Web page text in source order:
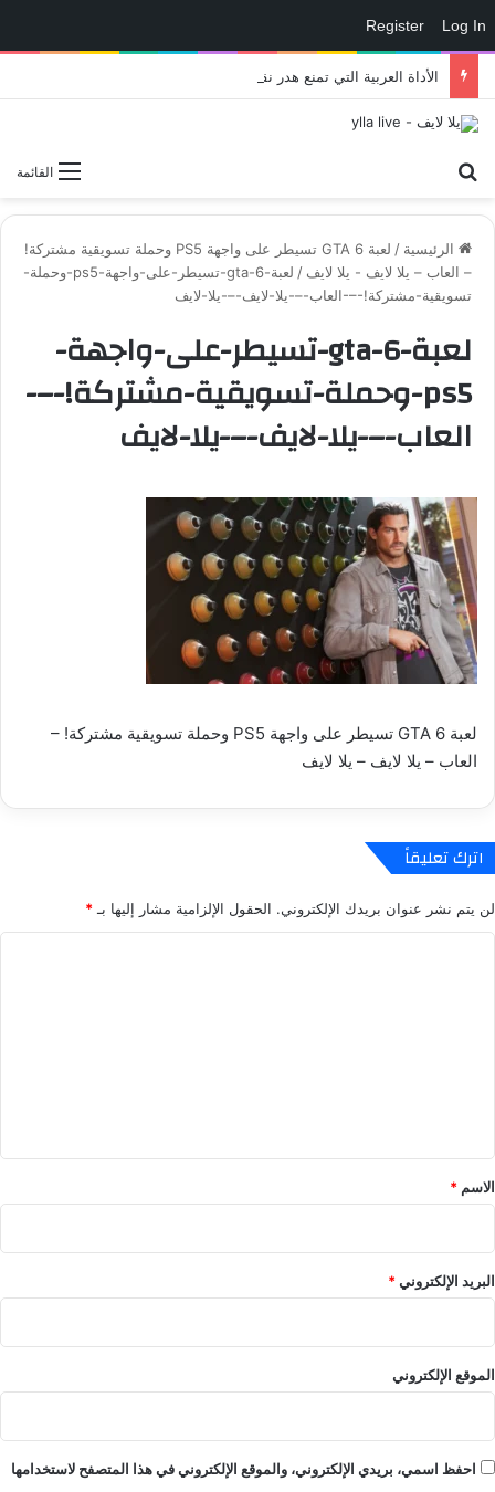
Log In
Register
القائمة
الرئيسية /
لعبة GTA 6 تسيطر على واجهة PS5 وحملة تسويقية مشتركة!
– العاب – يلا لايف - يلا لايف /
لعبة-gta-6-تسيطر-على-واجهة-ps5-وحملة-
تسويقية-مشتركة!-–-العاب-–-يلا-لايف-–-يلا-لايف
لعبة-gta-6-تسيطر-على-واجهة-
ps5-وحملة-تسويقية-مشتركة!-–-
العاب-–-يلا-لايف-–-يلا-لايف
لعبة GTA 6 تسيطر على واجهة PS5 وحملة تسويقية مشتركة! –
العاب – يلا لايف – يلا لايف
اترك تعليقاً
لن يتم نشر عنوان بريدك الإلكتروني. الحقول الإلزامية مشار إليها بـ *
*
الاسم *
البريد الإلكتروني*
الموقع الإلكتروني
احفظ اسمي، بريدي الإلكتروني، والموقع الإلكتروني في هذا المتصفح لاستخدامها